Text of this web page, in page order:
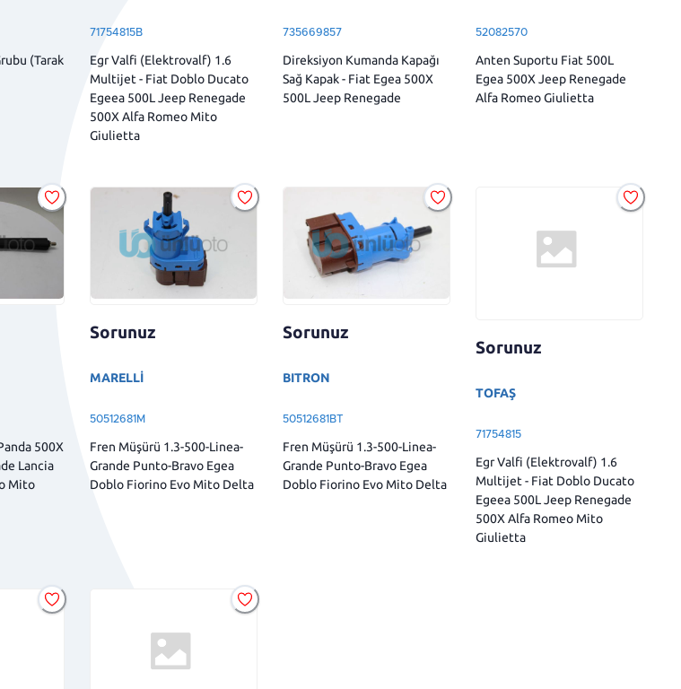
(Tarak
71754815B
Egr Valfi (Elektrovalf) 1.6
Multijet - Fiat Doblo Ducato
Egeea 500L Jeep Renegade
500X Alfa Romeo Mito
Giulietta
735669857
Direksiyon Kumanda Kapağı
Sağ Kapak - Fiat Egea 500X
500L Jeep Renegade
52082570
Anten Suportu Fiat 500L
Egea 500X Jeep Renegade
Alfa Romeo Giulietta
500X
Lancia
Mito
Sorunuz
MARELLİ
50512681M
Fren Müşürü 1.3-500-Linea-
Grande Punto-Bravo Egea
Doblo Fiorino Evo Mito Delta
Sorunuz
BITRON
50512681BT
Fren Müşürü 1.3-500-Linea-
Grande Punto-Bravo Egea
Doblo Fiorino Evo Mito Delta
Sorunuz
TOFAŞ
71754815
Egr Valfi (Elektrovalf) 1.6
Multijet - Fiat Doblo Ducato
Egeea 500L Jeep Renegade
500X Alfa Romeo Mito
Giulietta